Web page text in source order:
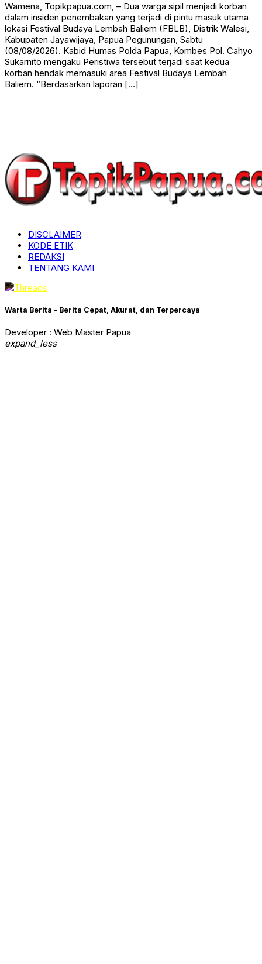
Wamena, Topikpapua.com, – Dua warga sipil menjadi korban
dalam insiden penembakan yang terjadi di pintu masuk utama
lokasi Festival Budaya Lembah Baliem (FBLB), Distrik Walesi,
Kabupaten Jayawijaya, Papua Pegunungan, Sabtu
(08/08/2026). Kabid Humas Polda Papua, Kombes Pol. Cahyo
Sukarnito mengaku Peristiwa tersebut terjadi saat kedua
korban hendak memasuki area Festival Budaya Lembah
Baliem. “Berdasarkan laporan […]
DISCLAIMER
KODE ETIK
REDAKSI
TENTANG KAMI
Warta Berita - Berita Cepat, Akurat, dan Terpercaya
Developer : Web Master Papua
expand_less